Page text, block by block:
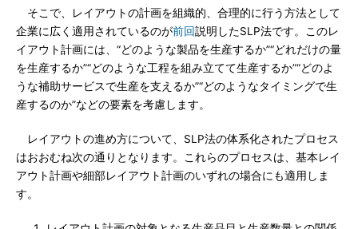
そこで、レイアウトの計画を組織的、合理的に行う方法として
企業に広く適用されているのが前回説明したSLP法です。このレ
イアウト計画には、“どのような製品を生産するか”“どれだけの量
を生産するか”“どのような工程を組み立てて生産するか”“どのよ
うな補助サービスで生産を支えるか”“どのようなタイミングで生
産するのか”などの要素を考慮します。
レイアウトの進め方について、SLP法の体系化されたプロセス
はおおむね次の通りとなります。これらのプロセスは、基本レイ
アウト計画や細部レイアウト計画のいずれの場合にも適用しま
す。